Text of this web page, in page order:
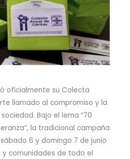
oficialmente su Colecta
llamado al compromiso y la
Bajo el lema “70
la tradicional campaña
6 y domingo 7 de junio
y comunidades de todo el